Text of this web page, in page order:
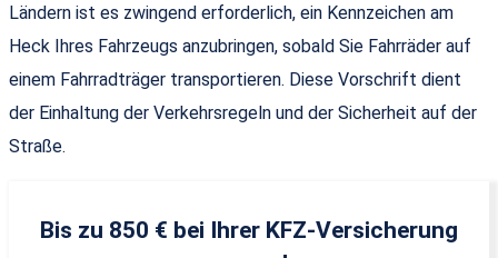
Ländern ist es zwingend erforderlich, ein Kennzeichen am
Heck Ihres Fahrzeugs anzubringen, sobald Sie Fahrräder auf
einem Fahrradträger transportieren. Diese Vorschrift dient
der Einhaltung der Verkehrsregeln und der Sicherheit auf der
Straße.
Bis zu 850 € bei Ihrer KFZ-Versicherung